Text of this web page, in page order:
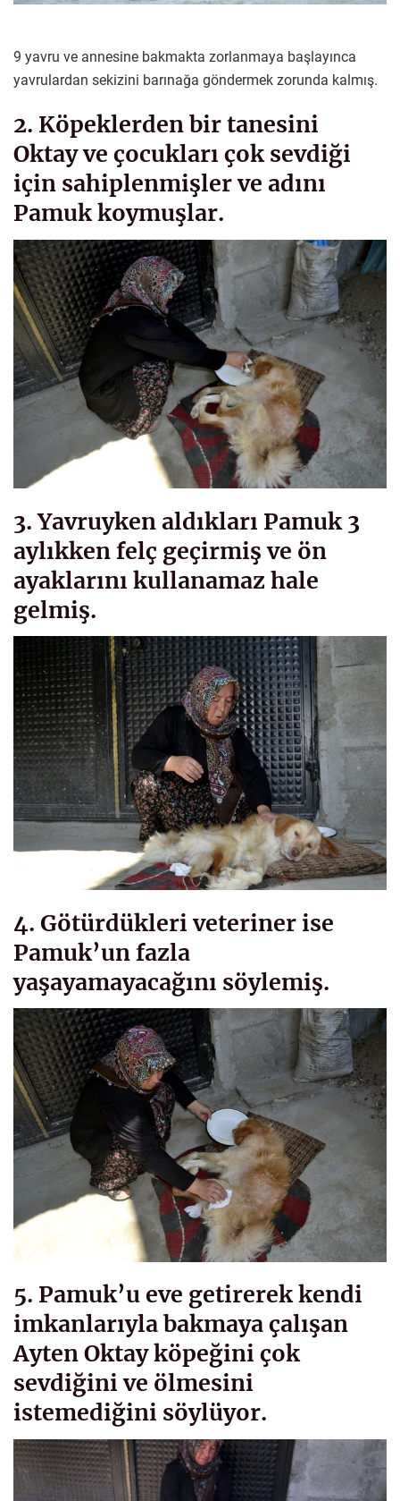
9 yavru ve annesine bakmakta zorlanmaya başlayınca
yavrulardan sekizini barınağa göndermek zorunda kalmış.
2. Köpeklerden bir tanesini
Oktay ve çocukları çok sevdiği
için sahiplenmişler ve adını
Pamuk koymuşlar.
3. Yavruyken aldıkları Pamuk 3
aylıkken felç geçirmiş ve ön
ayaklarını kullanamaz hale
gelmiş.
4. Götürdükleri veteriner ise
Pamuk’un fazla
yaşayamayacağını söylemiş.
5. Pamuk’u eve getirerek kendi
imkanlarıyla bakmaya çalışan
Ayten Oktay köpeğini çok
sevdiğini ve ölmesini
istemediğini söylüyor.